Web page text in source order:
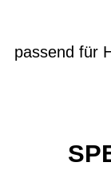
passend für